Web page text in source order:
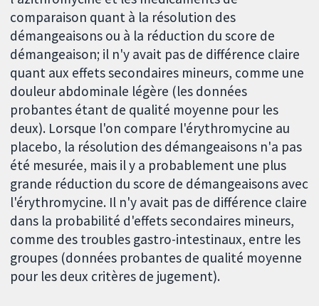
comparaison quant à la résolution des
démangeaisons ou à la réduction du score de
démangeaison; il n'y avait pas de différence claire
quant aux effets secondaires mineurs, comme une
douleur abdominale légère (les données
probantes étant de qualité moyenne pour les
deux). Lorsque l'on compare l'érythromycine au
placebo, la résolution des démangeaisons n'a pas
été mesurée, mais il y a probablement une plus
grande réduction du score de démangeaisons avec
l'érythromycine. Il n'y avait pas de différence claire
dans la probabilité d'effets secondaires mineurs,
comme des troubles gastro-intestinaux, entre les
groupes (données probantes de qualité moyenne
pour les deux critères de jugement).